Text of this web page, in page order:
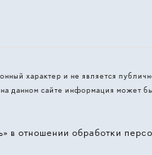
характер и не является
сайте информация может
отношении обработки